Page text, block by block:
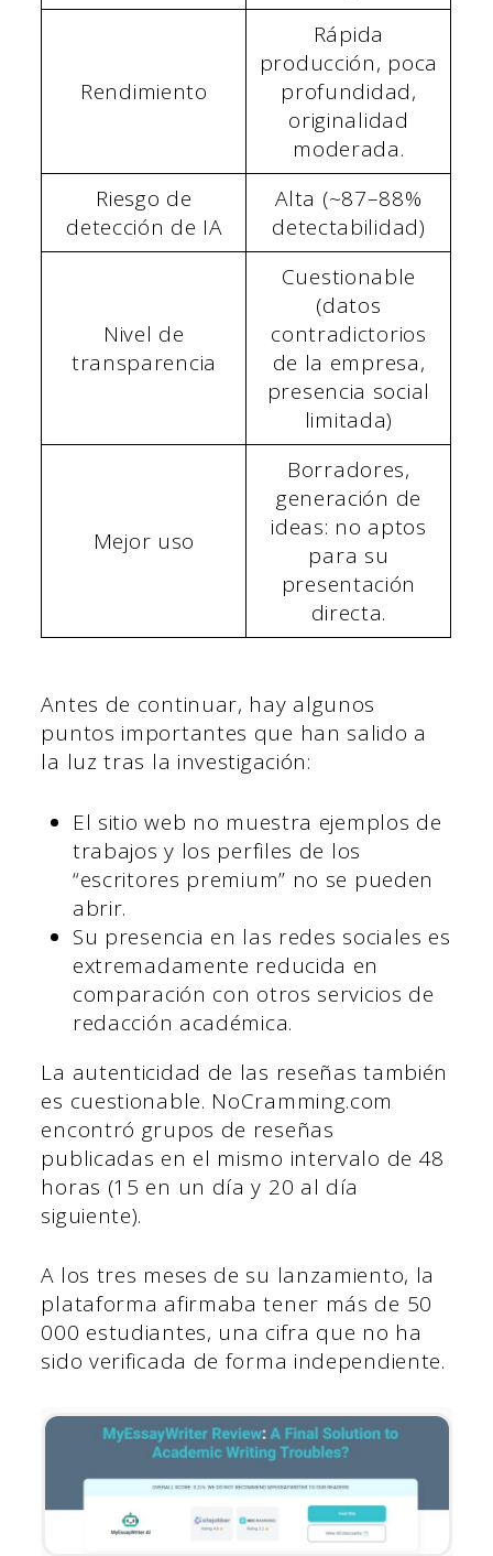
Rendimiento
Rápida
producción, poca
profundidad,
originalidad
moderada.
Riesgo de
detección de IA
Alta (~87–88%
detectabilidad)
Nivel de
transparencia
Cuestionable
(datos
contradictorios
de la empresa,
presencia social
limitada)
Mejor uso
Borradores,
generación de
ideas: no aptos
para su
presentación
directa.
Antes de continuar, hay algunos
puntos importantes que han salido a
la luz tras la investigación:
El sitio web no muestra ejemplos de
trabajos y los perfiles de los
“escritores premium” no se pueden
abrir.
Su presencia en las redes sociales es
extremadamente reducida en
comparación con otros servicios de
redacción académica.
La autenticidad de las reseñas también
es cuestionable. NoCramming.com
encontró grupos de reseñas
publicadas en el mismo intervalo de 48
horas (15 en un día y 20 al día
siguiente).
A los tres meses de su lanzamiento, la
plataforma afirmaba tener más de 50
000 estudiantes, una cifra que no ha
sido verificada de forma independiente.